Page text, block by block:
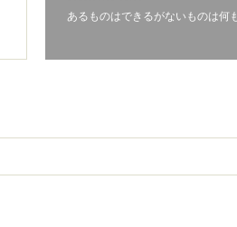
あるものはできるがないものは何